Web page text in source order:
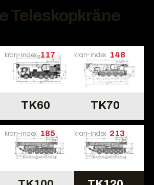
Teleskopkräne
kran-index 117
TK60
kran-index 148
TK70
kran-index 185 kran-index 213